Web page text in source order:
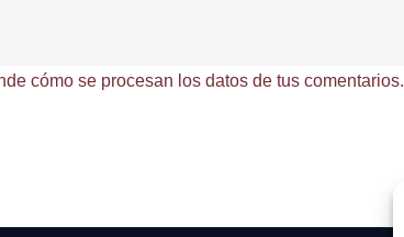
cómo se procesan los datos de tus comentarios.